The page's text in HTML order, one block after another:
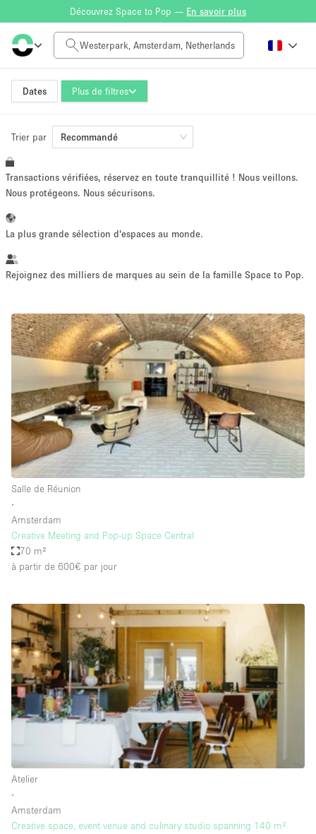
Découvrez Space to Pop — En savoir plus
Dates Plus de filtres
Tarif à la journée
0€
Taille de l'espace
~ 13 personnes
Vente au
détail
Showroom Événement Art Alimentation
Séance de
photo
Conférence Réunion Bureaux
Commercial
Partagé
Type de l'espace
Atelier
Boutique / Magasin
Boutique en Partage
Bureaux
Camion / Fourgon
Commerce
Entrepôt / Espace Stockage / Box
Espace Publicitaire
Trier par Recommandé
Transactions vérifiées, réservez en toute tranquillité ! Nous veillons.
Nous protégeons. Nous sécurisons.
La plus grande sélection d'espaces au monde.
Rejoignez des milliers de marques au sein de la famille Space to Pop.
Salle de Réunion
∙
Amsterdam
Creative Meeting and Pop-up Space Central
70 m²
à partir de 600€ par jour
Atelier
∙
Amsterdam
Creative space, event venue and culinary studio spanning 140 m²